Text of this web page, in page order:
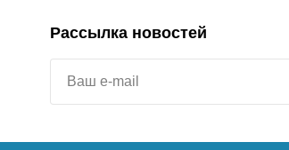
Рассылка новостей